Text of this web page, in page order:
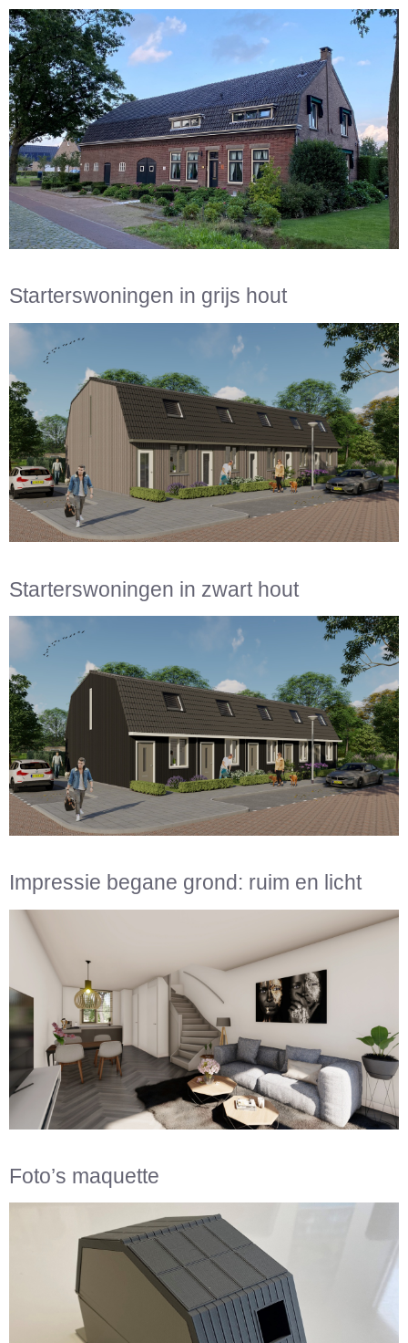
Starterswoningen in grijs hout
Starterswoningen in zwart hout
Impressie begane grond: ruim en licht
Foto’s maquette